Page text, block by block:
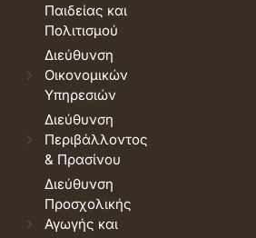
Παιδείας και
Πολιτισμού
Διεύθυνση
Οικονομικών
Υπηρεσιών
Διεύθυνση
Περιβάλλοντος
& Πρασίνου
Διεύθυνση
Προσχολικής
Αγωγής και